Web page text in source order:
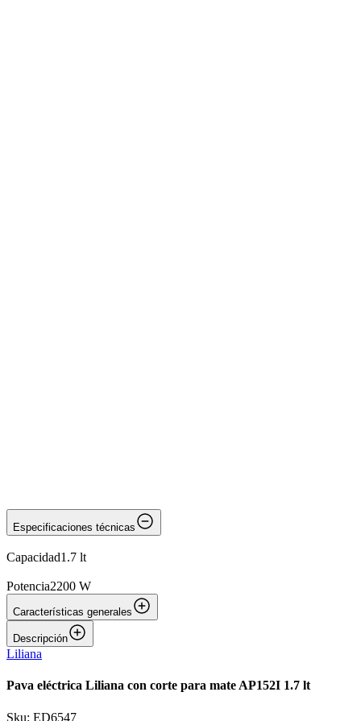
Especificaciones técnicas
Capacidad1.7 lt
Potencia2200 W
Características generales
Descripción
Liliana
Pava eléctrica Liliana con corte para mate AP152I 1.7 lt
Sku: ED6547